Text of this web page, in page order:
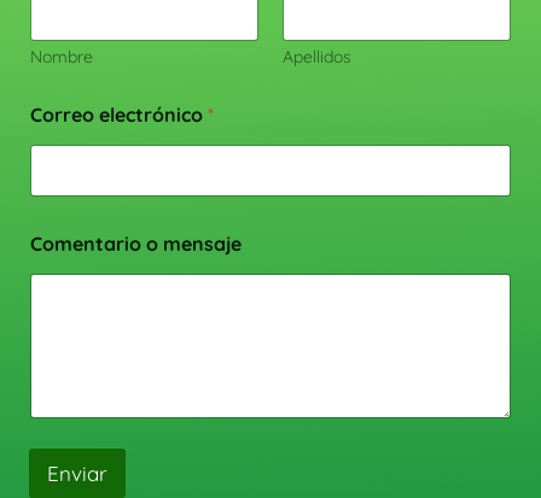
Nombre Apellidos
Correo electrónico *
Comentario o mensaje
Enviar